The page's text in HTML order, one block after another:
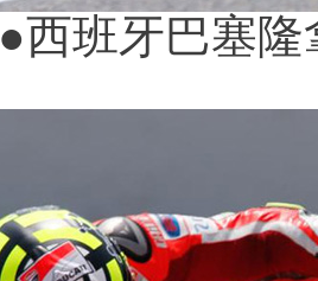
●西班牙巴塞